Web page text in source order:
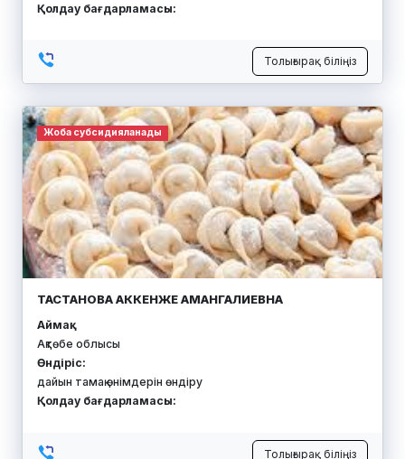
Қолдау бағдарламасы:
Толығырақ біліңіз
Жоба субсидияланады
ТАСТАНОВА АККЕНЖЕ АМАНГАЛИЕВНА
Аймақ:
Ақтөбе облысы
Өндіріс:
дайын тамақ өнімдерін өндіру
Қолдау бағдарламасы:
Толығырақ біліңіз